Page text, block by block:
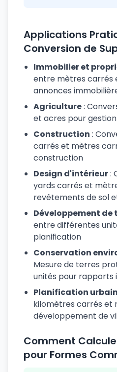
Applications
Conversion de
Immobilier et
entre mètres carrés
annonces
Agriculture:
et acres pour
Construction :
carrés et mètres
construction
Design d'intérieur:
yards carrés et
revêtements de sol
Développement de
entre différentes
planification
Conservation
Mesure de terres
unités pour rapports
Planification
kilomètres carrés et
développement de
Comment
pour Formes